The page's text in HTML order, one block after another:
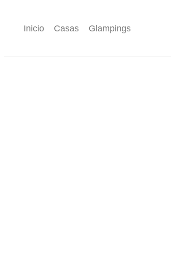
Inicio Casas Glampings